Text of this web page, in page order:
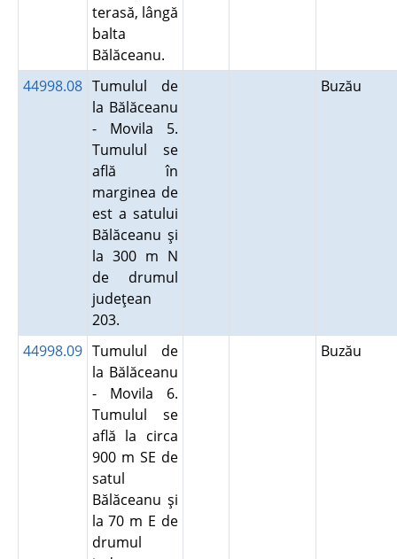
terasă, lângă
balta
Bălăceanu.
44998.08 Tumulul de
la Bălăceanu
- Movila 5.
Tumulul se
află în
marginea de
est a satului
Bălăceanu şi
la 300 m N
de drumul
judeţean
203.
Buzău
44998.09 Tumulul de
la Bălăceanu
- Movila 6.
Tumulul se
află la circa
900 m SE de
satul
Bălăceanu şi
la 70 m E de
drumul
Buzău